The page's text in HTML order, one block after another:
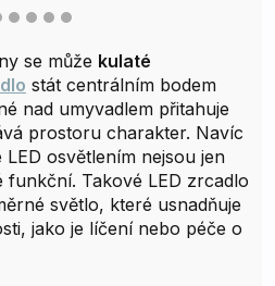
se může kulaté
stát centrálním bodem
nad umyvadlem přitahuje
prostoru charakter. Navíc
osvětlením nejsou jen
funkční. Takové LED zrcadlo
světlo, které usnadňuje
jako je líčení nebo péče o